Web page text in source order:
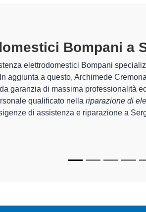
Bompani A
Cremona sono in grado di
e lariparazione del tuo
apparecchi.
di Archimede Cremona